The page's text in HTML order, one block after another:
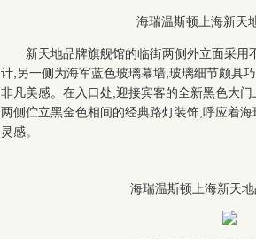
海瑞温斯顿上海新天
新天地品牌旗舰馆的临街两侧外立面采
计,另一侧为海军蓝色玻璃幕墙,玻璃细节颇具
非凡美感。在入口处,迎接宾客的全新黑色大
两侧伫立黑金色相间的经典路灯装饰,呼应着
灵感。
海瑞温斯顿上海新天